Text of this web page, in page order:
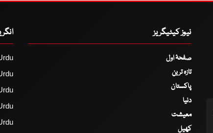
نیوز کیٹیگریز
صفحۂ اول
تازہ ترین
پاکستان
دنیا
معیشت
کھیل